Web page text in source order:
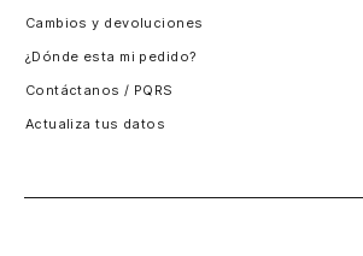
Cambios y devoluciones
¿Dónde esta mi pedido?
Contáctanos / PQRS
Actualiza tus datos